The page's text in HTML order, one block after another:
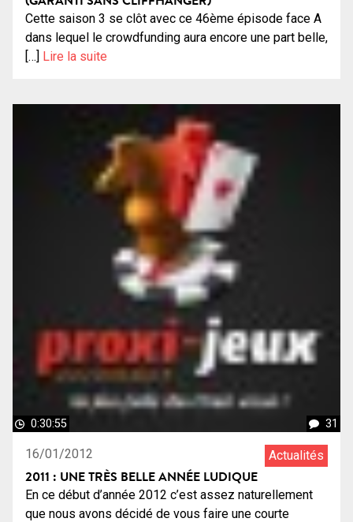
Cette saison 3 se clôt avec ce 46ème épisode face A
dans lequel le crowdfunding aura encore une part belle,
[…] Lire la suite
0:30:55 31
16/01/2012 Actualités
2011 : UNE TRÈS BELLE ANNÉE LUDIQUE
En ce début d’année 2012 c’est assez naturellement
que nous avons décidé de vous faire une courte